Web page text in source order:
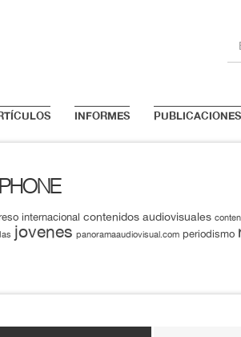
INFORMES PUBLICACIONES
internacional contenidos audiovisuales
jovenes panoramaaudiovisual.com periodismo